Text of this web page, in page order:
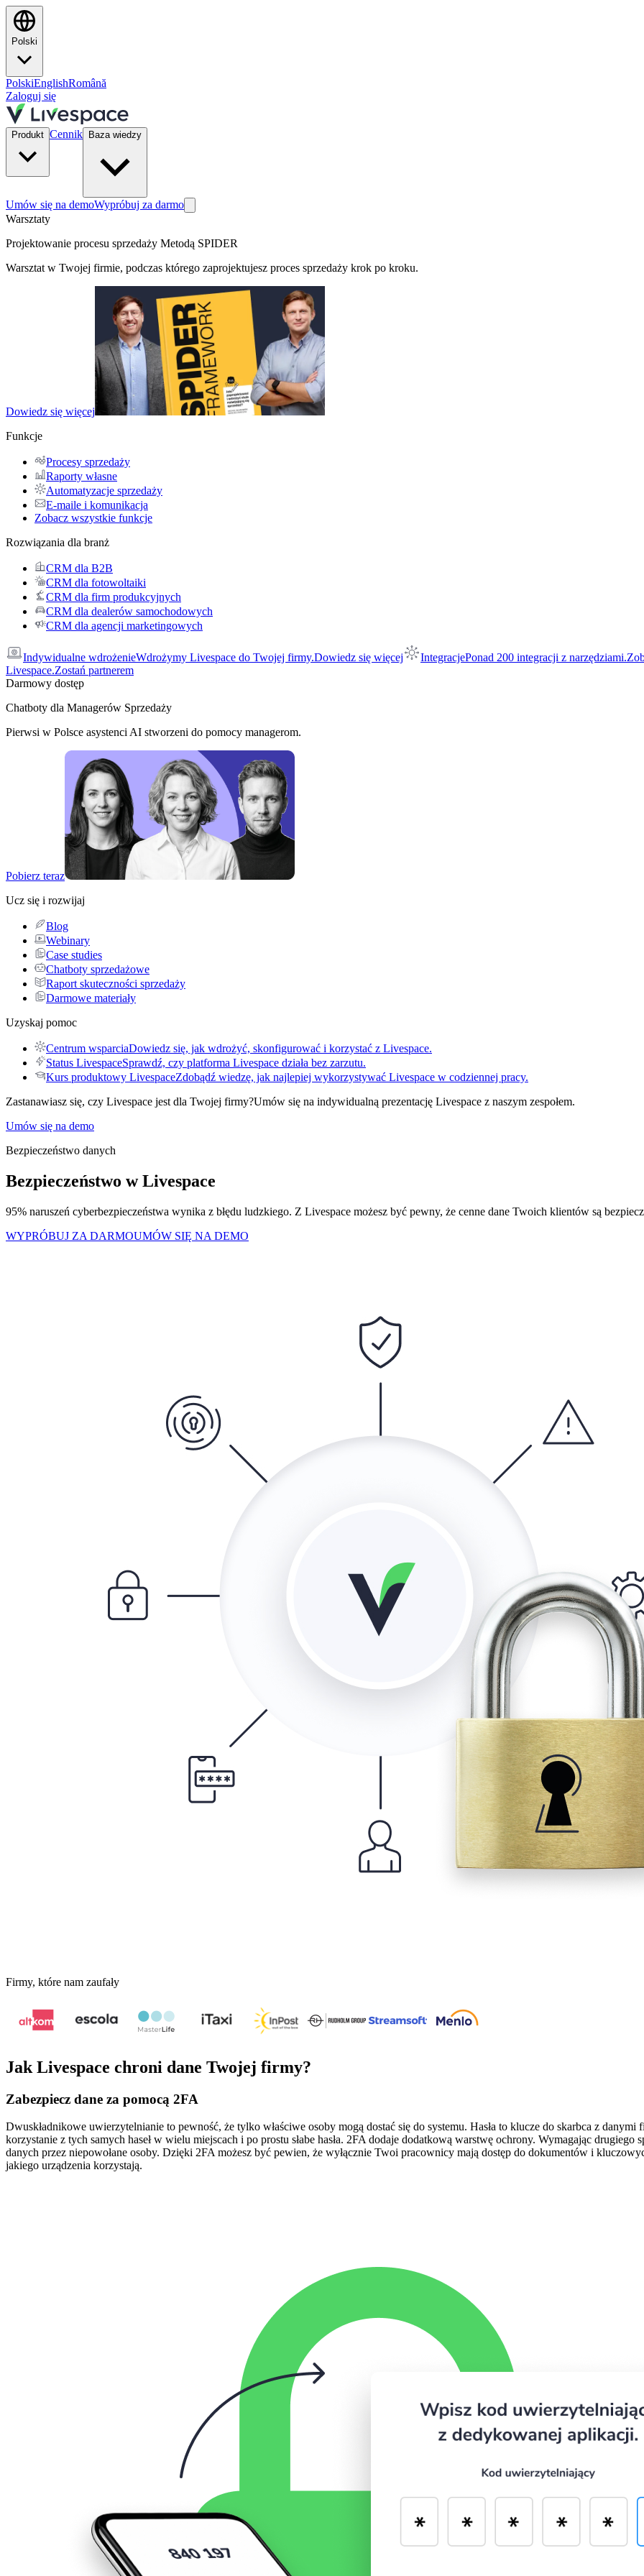
Polski
PolskiEnglishRomână
Zaloguj się
Produkt Cennik Baza wiedzy
Umów się na demoWypróbuj za darmo
Warsztaty
Projektowanie procesu sprzedaży Metodą SPIDER
Warsztat w Twojej firmie, podczas którego zaprojektujesz proces sprzedaży krok po kroku.
Dowiedz się więcej
Funkcje
Procesy sprzedaży
Raporty własne
Automatyzacje sprzedaży
E-maile i komunikacja
Zobacz wszystkie funkcje
Rozwiązania dla branż
CRM dla B2B
CRM dla fotowoltaiki
CRM dla firm produkcyjnych
CRM dla dealerów samochodowych
CRM dla agencji marketingowych
Indywidualne wdrożenieWdrożymy Livespace do Twojej firmy.Dowiedz się więcej IntegracjePonad 200 integracji z narzędziami.
Livespace.Zostań partnerem
Darmowy dostęp
Chatboty dla Managerów Sprzedaży
Pierwsi w Polsce asystenci AI stworzeni do pomocy managerom.
Pobierz teraz
Ucz się i rozwijaj
Blog
Webinary
Case studies
Chatboty sprzedażowe
Raport skuteczności sprzedaży
Darmowe materiały
Uzyskaj pomoc
Centrum wsparciaDowiedz się, jak wdrożyć, skonfigurować i korzystać z Livespace.
Status LivespaceSprawdź, czy platforma Livespace działa bez zarzutu.
Kurs produktowy LivespaceZdobądź wiedzę, jak najlepiej wykorzystywać Livespace w codziennej pracy.
Zastanawiasz się, czy Livespace jest dla Twojej firmy?Umów się na indywidualną prezentację Livespace z naszym zespołem.
Umów się na demo
Bezpieczeństwo danych
Bezpieczeństwo w Livespace
95% naruszeń cyberbezpieczeństwa wynika z błędu ludzkiego. Z Livespace możesz być pewny, że cenne dane Twoich klientów są
WYPRÓBUJ ZA DARMOUMÓW SIĘ NA DEMO
Firmy, które nam zaufały
Jak Livespace chroni dane Twojej firmy?
Zabezpiecz dane za pomocą 2FA
Dwuskładnikowe uwierzytelnianie to pewność, że tylko właściwe osoby mogą dostać się do systemu. Hasła to klucze do skarbca z
korzystanie z tych samych haseł w wielu miejscach i po prostu słabe hasła. 2FA dodaje dodatkową warstwę ochrony. Wymagając
danych przez niepowołane osoby. Dzięki 2FA możesz być pewien, że wyłącznie Twoi pracownicy mają dostęp do dokumentów i
jakiego urządzenia korzystają.